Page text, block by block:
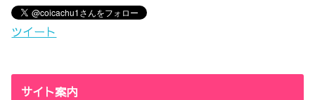
ツイート
サイト案内